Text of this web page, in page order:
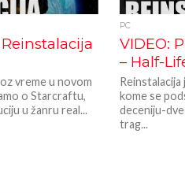
vreme u novom
o Starcraftu,
u žanru real...
PC
VIDEO:
– Half-
Reinstalacija
kome se
deceniju-
trag...